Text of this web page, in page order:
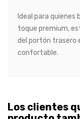
Ideal para quienes
toque premium,
del portón trasero
confortable.
Los clientes